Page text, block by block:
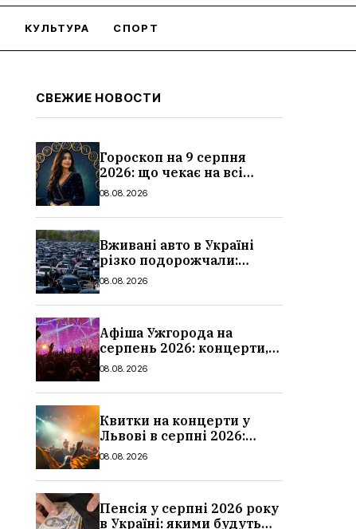
КУЛЬТУРА СПОРТ
СВЕЖИЕ НОВОСТИ
Гороскоп на 9 серпня
2026: що чекає на всі
знаки зодіаку
08.08.2026
Вживані авто в Україні
різко подорожчали:
причини, які машини
08.08.2026
Афіша Ужгорода на
серпень 2026: концерти,
дати та ціни
08.08.2026
Квитки на концерти у
Львові в серпні 2026:
дати, ціни та локації
08.08.2026
Пенсія у серпні 2026 року
в Україні: якими будуть